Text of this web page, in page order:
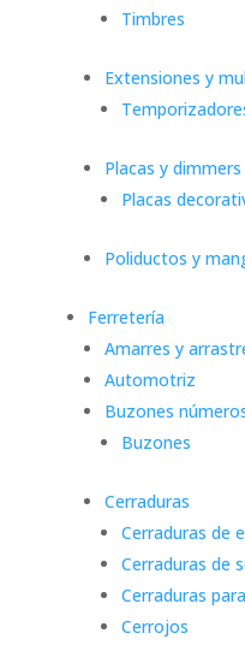
Timbres
Extensiones y
Placas y dimmers
Placas
Poliductos y
Ferretería
Amarres y
Automotriz
Buzones
Buzones
Cerraduras
Cerraduras de
Cerraduras de
Cerraduras
Cerrojos